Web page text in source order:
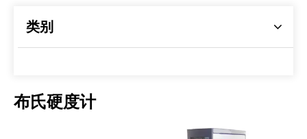
类别
布氏硬度计